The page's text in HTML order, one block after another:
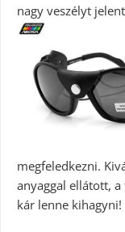
nagy veszélyt
megfeledkezni.
anyaggal ellátott,
kár lenne kihagyni!